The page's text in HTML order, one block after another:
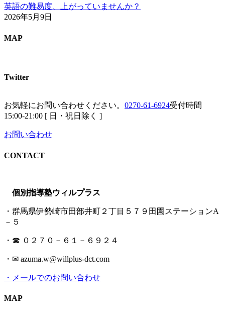
英語の難易度、上がっていませんか？
2026年5月9日
MAP
Twitter
お気軽にお問い合わせください。 0270-61-6924受付時間
15:00-21:00 [ 日・祝日除く ]
お問い合わせ
CONTACT
個別指導塾ウィルプラス
・群馬県伊勢崎市田部井町２丁目５７９田園ステーションA
－５
・☎ ０２７０－６１－６９２４
・✉ azuma.w@willplus-dct.com
・メールでのお問い合わせ
MAP